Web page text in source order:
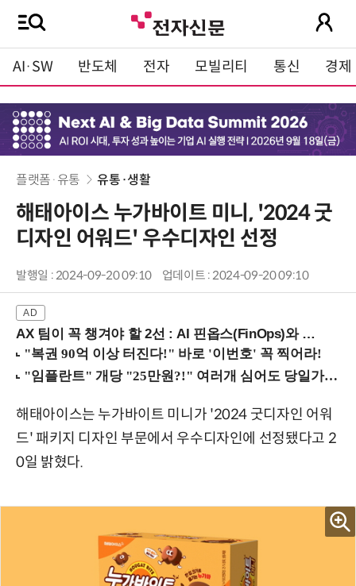
AI·SW 반도체 전자 모빌리티 통신 경제
플랫폼·유통 유통·생활
해태아이스 누가바이트 미니, '2024 굿
디자인 어워드' 우수디자인 선정
발행일 : 2024-09-20 09:10 업데이트 : 2024-09-20 09:10
AX 팀이 꼭 챙겨야 할 2선 : AI 핀옵스(FinOps)와 토큰 거버넌스 (8/21 잠실역)
해태아이스는 누가바이트 미니가 '2024 굿디자인 어워
드' 패키지 디자인 부문에서 우수디자인에 선정됐다고 2
0일 밝혔다.